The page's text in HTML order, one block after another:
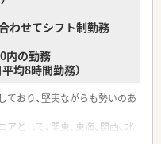
わせてシフト制勤務
の勤務
均8時間勤務）
おり、堅実ながらも勢いのあ
として、関東、東海、関西、北